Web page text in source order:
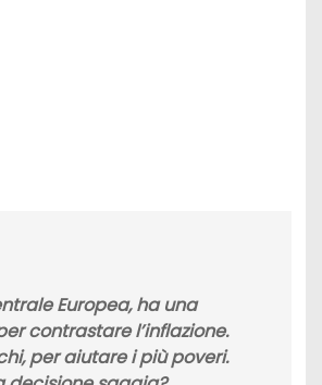
Europea, ha una
contrastare l’inflazione.
per aiutare i più poveri.